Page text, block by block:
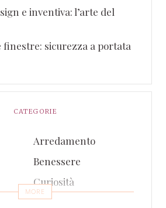
e inventiva: l’arte del
finestre: sicurezza a portata
CATEGORIE
Arredamento
Benessere
Curiosità
Finanza
MORE